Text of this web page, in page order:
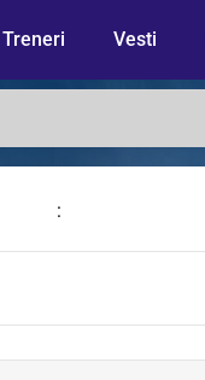
Treneri Vesti
: